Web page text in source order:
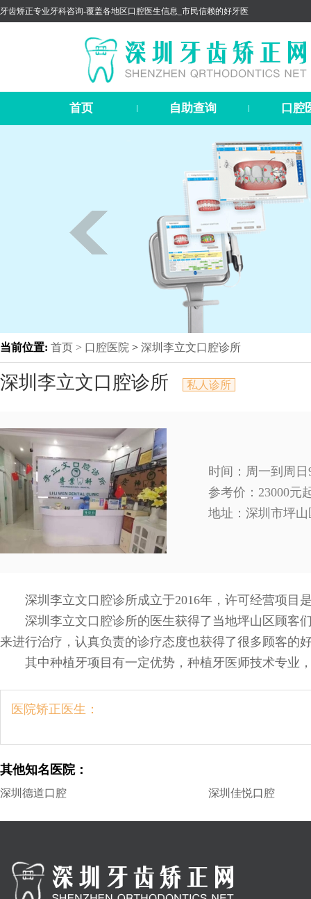
牙齿矫正专业牙科咨询-覆盖各地区口腔医生信息_市民信赖的好牙医
首页 自助查询 口腔
当前位置: 首页 > 口腔医院 > 深圳李立文口腔诊所
深圳李立文口腔诊所 私人诊所
时间：周一到周日
参考价：23000元
地址： 深圳市坪
深圳李立文口腔诊所成立于2016年，许可经营项目
深圳李立文口腔诊所的医生获得了当地坪山区顾客
来进行治疗，认真负责的诊疗态度也获得了很多顾客的
其中种植牙项目有一定优势，种植牙医师技术专业
医院矫正医生：
其他知名医院：
深圳德道口腔 深圳佳悦口腔